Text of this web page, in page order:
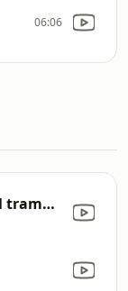
06:06
Il mare (Impetuoso al tramonto sali'sulla luna e dietro una tendina di stelle...) [Live 2008]